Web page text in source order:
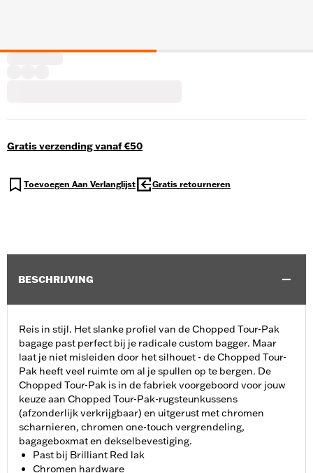
Gratis verzending vanaf €50
Toevoegen Aan Verlanglijst Gratis retourneren
BESCHRIJVING
Reis in stijl. Het slanke profiel van de Chopped Tour-Pak
bagage past perfect bij je radicale custom bagger. Maar
laat je niet misleiden door het silhouet - de Chopped Tour-
Pak heeft veel ruimte om al je spullen op te bergen. De
Chopped Tour-Pak is in de fabriek voorgeboord voor jouw
keuze aan Chopped Tour-Pak-rugsteunkussens
(afzonderlijk verkrijgbaar) en uitgerust met chromen
scharnieren, chromen one-touch vergrendeling,
bagageboxmat en dekselbevestiging.
Past bij Brilliant Red lak
Chromen hardware